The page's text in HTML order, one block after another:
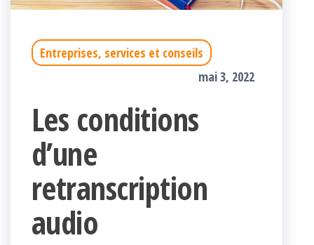
Entreprises, services et conseils
mai 3, 2022
Les conditions
d’une
retranscription
audio